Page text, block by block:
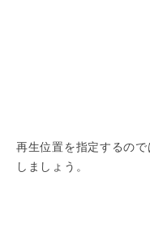
再生位置を指定するの
しましょう。